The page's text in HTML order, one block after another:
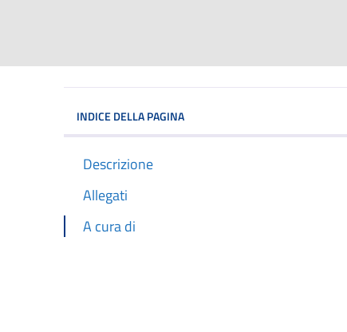
INDICE DELLA PAGINA
Descrizione
Allegati
A cura di